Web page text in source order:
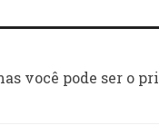
você pode ser o